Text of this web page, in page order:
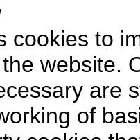
cookies to
website.
are
of